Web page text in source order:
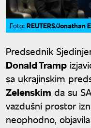
Foto: REUTERS/Jonathan
Predsednik
Donald Tramp
sa ukrajinskim
Zelenskim da su
vazdušni prostor
neophodno,